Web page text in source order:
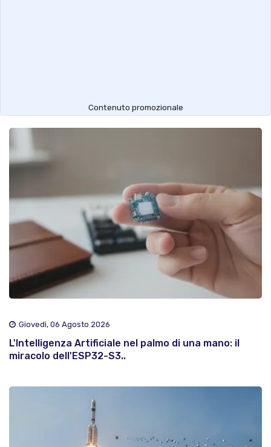
Contenuto promozionale
Giovedì, 06 Agosto 2026
L'Intelligenza Artificiale nel palmo di una mano: il
miracolo dell'ESP32-S3..